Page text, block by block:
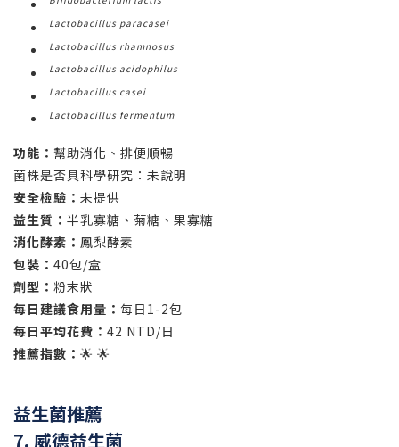
Lactobacillus paracasei
Lactobacillus rhamnosus
Lactobacillus acidophilus
Lactobacillus casei
Lactobacillus fermentum
功能： 幫助消化、排便順暢
菌株是否具科學研究：未說明
安全檢驗： 未提供
益生質： 半乳寡糖、菊糖、果寡糖
消化酵素： 鳳梨酵素
包裝： 40包/盒
劑型： 粉末狀
每日建議食用量： 每日1-2包
每日平均花費： 42 NTD/日
推薦指數： 🌟 🌟
益生菌推薦
7. 威德益生菌